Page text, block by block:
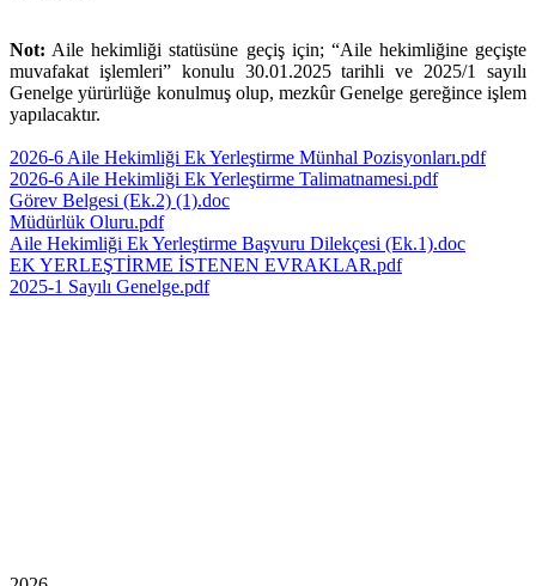
Not: Aile hekimliği statüsüne geçiş için; “Aile hekimliğine geçişte
muvafakat işlemleri” konulu 30.01.2025 tarihli ve 2025/1 sayılı
Genelge yürürlüğe konulmuş olup, mezkûr Genelge gereğince işlem
yapılacaktır.
2026-6 Aile Hekimliği Ek Yerleştirme Münhal Pozisyonları.pdf
2026-6 Aile Hekimliği Ek Yerleştirme Talimatnamesi.pdf
Görev Belgesi (Ek.2) (1).doc
Müdürlük Oluru.pdf
Aile Hekimliği Ek Yerleştirme Başvuru Dilekçesi (Ek.1).doc
EK YERLEŞTİRME İSTENEN EVRAKLAR.pdf
2025-1 Sayılı Genelge.pdf